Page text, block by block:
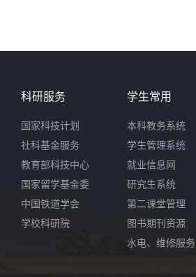
科研服务
国家科技计划
社科基金服务
教育部科技中心
国家留学基金委
中国铁道学会
学校科研院
学生常用
本科教务系统
学生管理系统
就业信息网
研究生系统
第二课堂管理
图书期刊资源
水电、维修服务